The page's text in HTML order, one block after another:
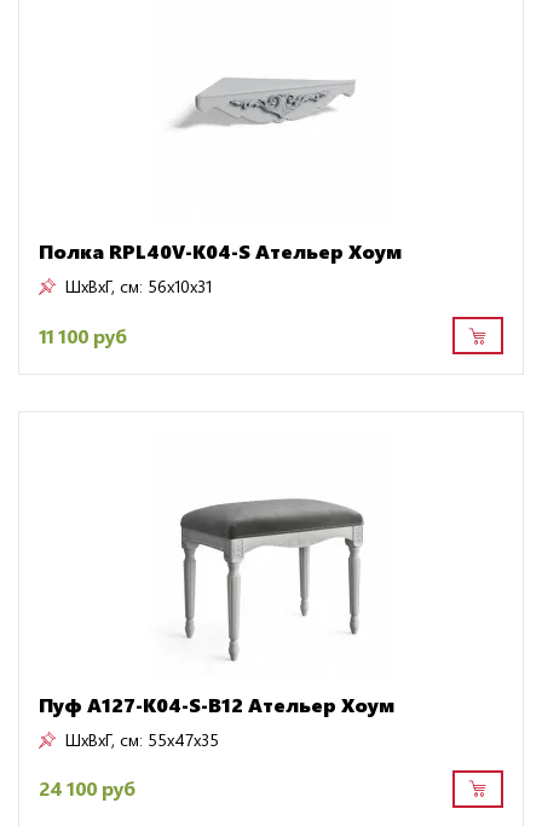
Полка RPL40V-K04-S Ательер Хоум
ШxВxГ, см: 56x10x31
11 100 руб
Пуф A127-K04-S-B12 Ательер Хоум
ШxВxГ, см: 55x47x35
24 100 руб